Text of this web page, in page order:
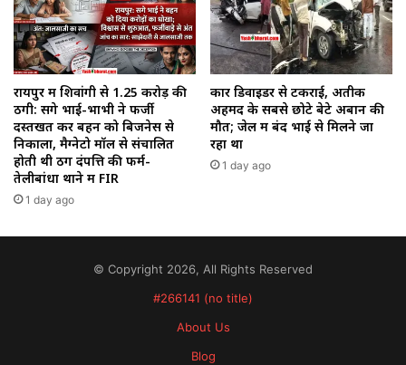
रायपुर में शिवांगी से 1.25 करोड़ की
ठगी: सगे भाई-भाभी ने फर्जी
दस्तखत कर बहन को बिजनेस से
निकाला, मैग्नेटो मॉल से संचालित
होती थी ठग दंपत्ति की फर्म-
तेलीबांधा थाने में FIR
1 day ago
कार डिवाइडर से टकराई, अतीक
अहमद के सबसे छोटे बेटे अबान की
मौत; जेल में बंद भाई से मिलने जा
रहा था
1 day ago
© Copyright 2026, All Rights Reserved
#266141 (no title)
About Us
Blog